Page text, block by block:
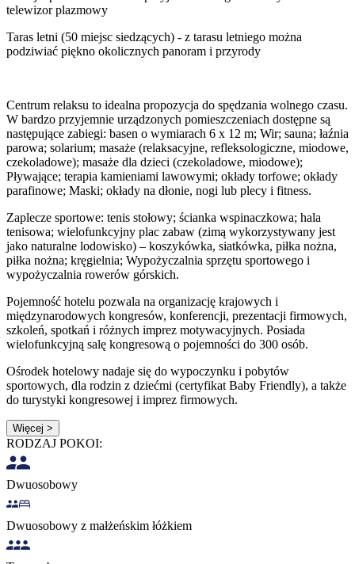
telewizor plazmowy
Taras letni (50 miejsc siedzących) - z tarasu letniego można
podziwiać piękno okolicznych panoram i przyrody
Centrum relaksu to idealna propozycja do spędzania wolnego czasu.
W bardzo przyjemnie urządzonych pomieszczeniach dostępne są
następujące zabiegi: basen o wymiarach 6 x 12 m; Wir; sauna; łaźnia
parowa; solarium; masaże (relaksacyjne, refleksologiczne, miodowe,
czekoladowe); masaże dla dzieci (czekoladowe, miodowe);
Pływające; terapia kamieniami lawowymi; okłady torfowe; okłady
parafinowe; Maski; okłady na dłonie, nogi lub plecy i fitness.
Zaplecze sportowe: tenis stołowy; ścianka wspinaczkowa; hala
tenisowa; wielofunkcyjny plac zabaw (zimą wykorzystywany jest
jako naturalne lodowisko) – koszykówka, siatkówka, piłka nożna,
piłka nożna; kręgielnia; Wypożyczalnia sprzętu sportowego i
wypożyczalnia rowerów górskich.
Pojemność hotelu pozwala na organizację krajowych i
międzynarodowych kongresów, konferencji, prezentacji firmowych,
szkoleń, spotkań i różnych imprez motywacyjnych. Posiada
wielofunkcyjną salę kongresową o pojemności do 300 osób.
Ośrodek hotelowy nadaje się do wypoczynku i pobytów
sportowych, dla rodzin z dziećmi (certyfikat Baby Friendly), a także
do turystyki kongresowej i imprez firmowych.
Więcej >
RODZAJ POKOI:
Dwuosobowy
Dwuosobowy z małżeńskim łóżkiem